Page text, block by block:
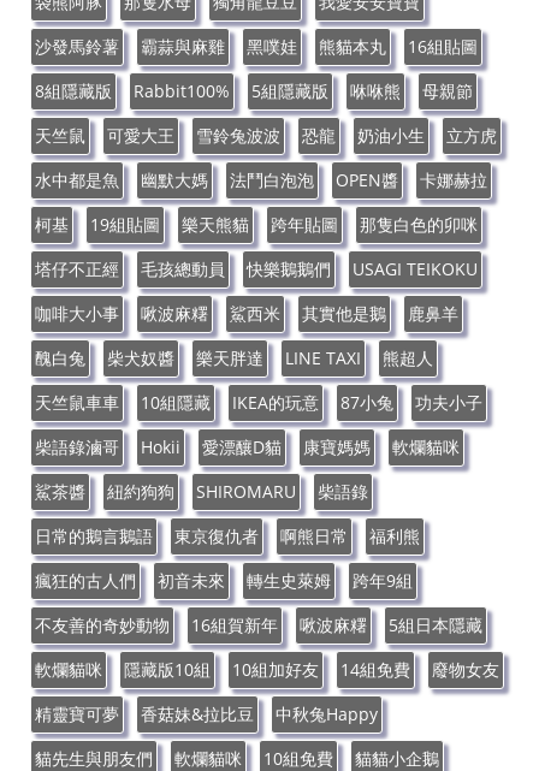
沙發馬鈴薯
霸蒜與麻雞 黑噗娃 熊貓本丸
16組貼圖
8組隱藏版
Rabbit100% 5組隱藏版 咻咻熊
母親節
天竺鼠
可愛大王 雪鈴兔波波 恐龍 奶油小生
立方虎
水中都是魚
幽默大媽 法鬥白泡泡 OPEN醬
卡娜赫拉
柯基
19組貼圖 樂天熊貓 跨年貼圖
那隻白色的卯咪
塔仔不正經
毛孩總動員 快樂鵝鵝們
USAGI TEIKOKU
咖啡大小事
啾波麻糬 鯊西米 其實他是鵝
鹿鼻羊
醜白兔
柴犬奴醬 樂天胖達 LINE TAXI
熊超人
天竺鼠車車
10組隱藏 IKEA的玩意 87小兔
功夫小子
柴語錄滷哥
Hokii 愛漂釀D貓 康寶媽媽
軟爛貓咪
鯊茶醬
紐約狗狗 SHIROMARU
柴語錄
日常的鵝言鵝語
東京復仇者 啊熊日常
福利熊
瘋狂的古人們
初音未來 轉生史萊姆
跨年9組
不友善的奇妙動物
16組賀新年 啾波麻糬
5組日本隱藏
軟爛貓咪
隱藏版10組 10組加好友 14組免費
廢物女友
精靈寶可夢
香菇妹&拉比豆
中秋兔Happy
貓先生與朋友們
軟爛貓咪 10組免費
貓貓小企鵝